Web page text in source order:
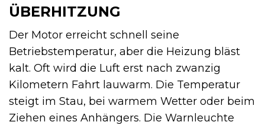
ÜBERHITZUNG
Der Motor erreicht schnell seine
Betriebstemperatur, aber die Heizung bläst
kalt. Oft wird die Luft erst nach zwanzig
Kilometern Fahrt lauwarm. Die Temperatur
steigt im Stau, bei warmem Wetter oder beim
Ziehen eines Anhängers. Die Warnleuchte